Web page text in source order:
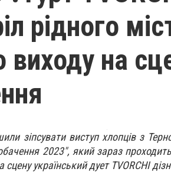
рідного
виходу на
зіпсувати виступ хлопців з
2023", який зараз
український дует TVORCHI